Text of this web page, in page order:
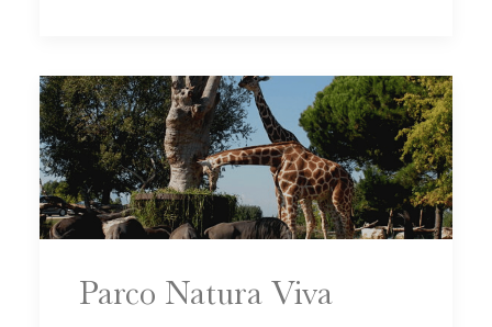
Parco Natura Viva